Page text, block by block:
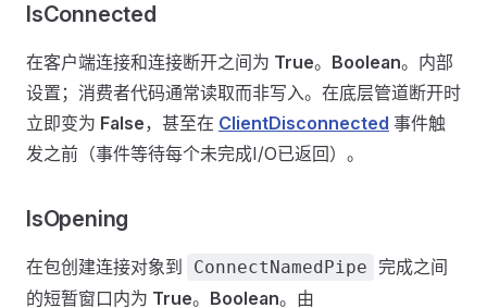
IsConnected
在客户端连接和连接断开之间为 True。 Boolean。内部
设置；消费者代码通常读取而非写入。在底层管道断开时
立即变为 False，甚至在 ClientDisconnected 事件触
发之前（事件等待每个未完成I/O已返回）。
IsOpening
在包创建连接对象到 ConnectNamedPipe
完成之间
的短暂窗口内为 True。 Boolean。由